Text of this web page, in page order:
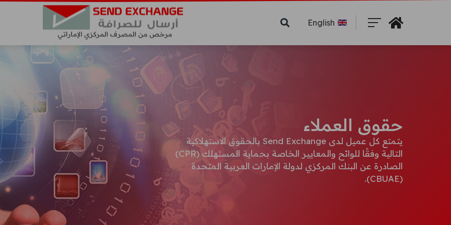
English
حقوق العملاء
يتمتع كل عميل لدى Send Exchange بالحقوق الاستهلاكية
التالية وفقًا للوائح والمعايير الخاصة بحماية المستهلك (CPR)
الصادرة عن البنك المركزي لدولة الإمارات العربية المتحدة
(CBUAE).